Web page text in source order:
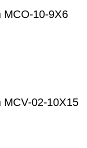
MCO-10-9X6
MCV-02-10X15